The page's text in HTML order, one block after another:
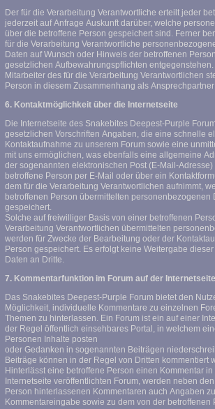
Der für die Verarbeitung Verantwortliche erteilt jeder
jederzeit auf Anfrage Auskunft darüber, welche
über die betroffene Person gespeichert sind. Ferner
für die Verarbeitung Verantwortliche
Daten auf Wunsch oder Hinweis der betroffenen
gesetzlichen Aufbewahrungspflichten
Mitarbeiter des für die Verarbeitung Verantwortlichen
Person in diesem Zusammenhang als
6. Kontaktmöglichkeit über die Internetseite
Die Internetseite des Snakebites Deepest-Purple
gesetzlichen Vorschriften Angaben, die eine schnelle
Kontaktaufnahme zu unserem Forum sowie eine
mit uns ermöglichen, was ebenfalls eine allgemeine
der sogenannten elektronischen Post (E-Mail-Adresse)
betroffene Person per E-Mail oder über ein
dem für die Verarbeitung Verantwortlichen aufnimmt,
betroffenen Person übermittelten personenbezogenen
gespeichert.
Solche auf freiwilliger Basis von einer betroffenen
Verarbeitung Verantwortlichen übermittelten
werden für Zwecke der Bearbeitung oder der
Person gespeichert. Es erfolgt keine Weitergabe
Daten an Dritte.
7. Kommentarfunktion im Forum auf der Internetseite
Das Snakebites Deepest-Purple Forum bietet den
Möglichkeit, individuelle Kommentare zu einzelnen
Themen zu hinterlassen. Ein Forum ist ein auf einer
der Regel öffentlich einsehbares Portal, in welchem
Personen Inhalte posten
oder Gedanken in sogenannten Beiträgen
Beiträge können in der Regel von Dritten kommentiert
Hinterlässt eine betroffene Person einen Kommentar
Internetseite veröffentlichten Forum, werden neben
Person hinterlassenen Kommentaren auch Angaben
Kommentareingabe sowie zu dem von der betroffenen